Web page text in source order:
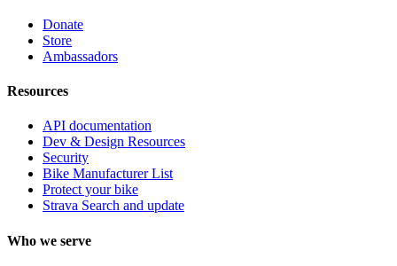
Donate
Store
Ambassadors
Resources
API documentation
Dev & Design Resources
Security
Bike Manufacturer List
Protect your bike
Strava Search and update
Who we serve